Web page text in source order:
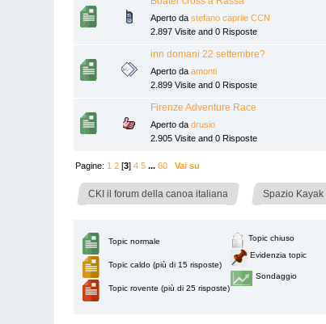
Aperto dastefano caprile CCN
2.897 Visite and 0 Risposte
inn domani 22 settembre?
Aperto daamonti
2.899 Visite and 0 Risposte
Firenze Adventure Race
Aperto dadrusio
2.905 Visite and 0 Risposte
Pagine: 1 2 [3]4 5 ...60 Vai su
CKI il forum della canoa italiana Spazio Kayak
Topic normale
Topic caldo (più di 15 risposte)
Topic rovente (più di 25 risposte)
Topic chiuso
Evidenzia topic
Sondaggio